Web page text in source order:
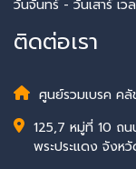
วันจันทร์ - วันเสาร์ เ
ติดต่อเรา
ศูนย์รวมเบรค ค
125,7 หมู่ที่ 10 ถน
พระประแดง จังห